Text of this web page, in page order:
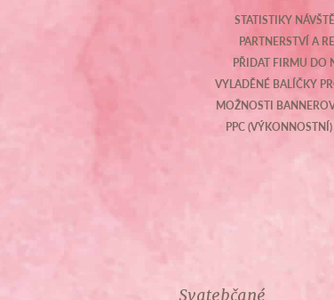
STATISTIKY
PARTNERSTVÍ A
PŘIDAT FIRMU DO
VYLADĚNÉ BALÍČKY
MOŽNOSTI
PPC
Svatebčané